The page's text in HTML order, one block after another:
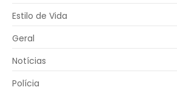
Estilo de Vida
Geral
Notícias
Polícia